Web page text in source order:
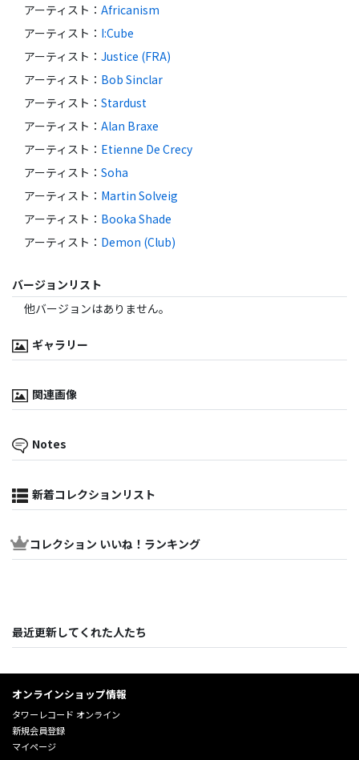
アーティスト ： Africanism
アーティスト ： I:Cube
アーティスト ： Justice (FRA)
アーティスト ： Bob Sinclar
アーティスト ： Stardust
アーティスト ： Alan Braxe
アーティスト ： Etienne De Crecy
アーティスト ： Soha
アーティスト ： Martin Solveig
アーティスト ： Booka Shade
アーティスト ： Demon (Club)
バージョンリスト
他バージョンはありません。
ギャラリー
関連画像
Notes
新着コレクションリスト
コレクション いいね！ランキング
最近更新してくれた人たち
オンラインショップ情報
タワーレコード オンライン
新規会員登録
マイページ